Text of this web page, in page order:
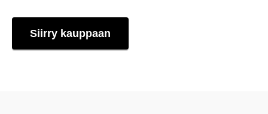
Siirry kauppaan